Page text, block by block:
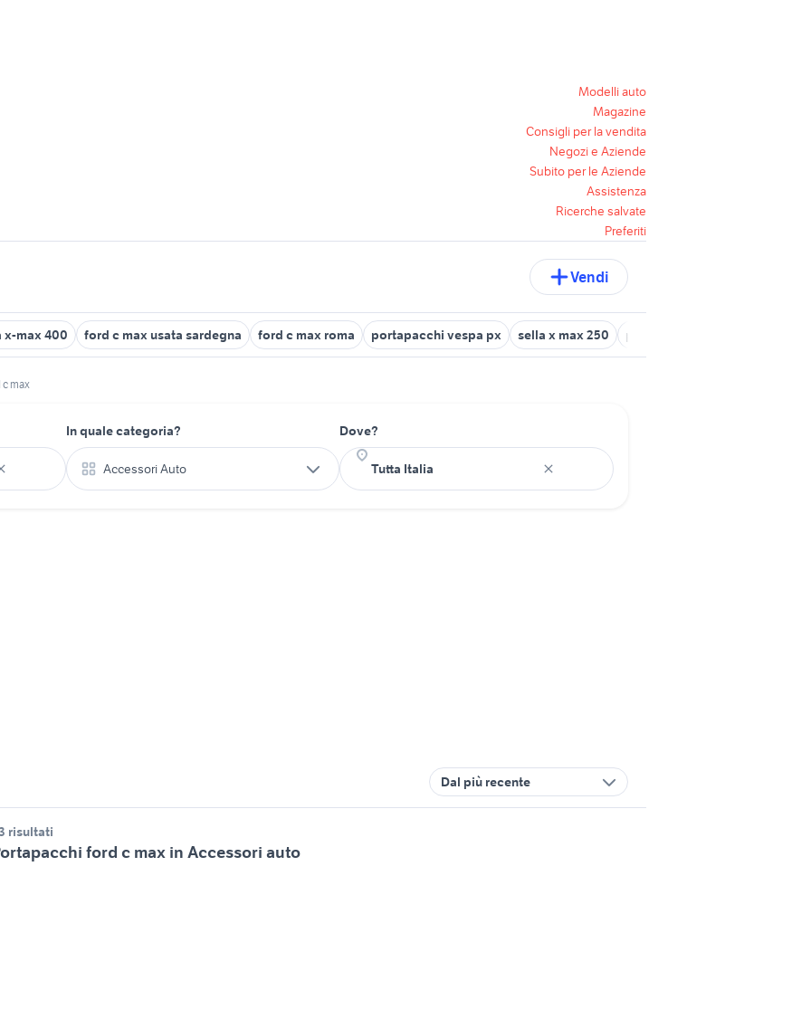
Modelli auto
Magazine
Consigli per la vendita
Negozi e Aziende
Subito per le Aziende
Assistenza
Ricerche salvate
Preferiti
Vendi
x-max 400 ford c max usata sardegna ford c max roma portapacchi vespa px sella x max 250 portapacchi yaris
max
In quale categoria?
Accessori Auto
Dove?
Dal più recente
risultati
ford c max in Accessori auto